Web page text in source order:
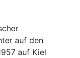
auf den
auf Kiel